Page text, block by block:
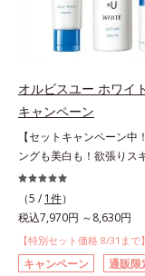
オルビスユー ホワイ
キャンペーン
【セットキャンペーン中
ングも美白も！欲張りス
（5 / 1件）
税込7,970円 ～8,630円
【特別セット価格 8/31まで】
キャンペーン 通販限